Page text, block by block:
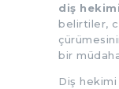
diş
belirtiler,
bir
Diş